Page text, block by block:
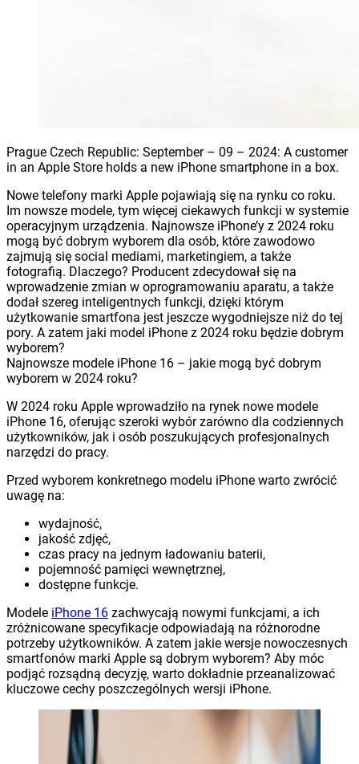
Prague Czech Republic: September – 09 – 2024: A customer
in an Apple Store holds a new iPhone smartphone in a box.
Nowe telefony marki Apple pojawiają się na rynku co roku.
Im nowsze modele, tym więcej ciekawych funkcji w systemie
operacyjnym urządzenia. Najnowsze iPhone’y z 2024 roku
mogą być dobrym wyborem dla osób, które zawodowo
zajmują się social mediami, marketingiem, a także
fotografią. Dlaczego? Producent zdecydował się na
wprowadzenie zmian w oprogramowaniu aparatu, a także
dodał szereg inteligentnych funkcji, dzięki którym
użytkowanie smartfona jest jeszcze wygodniejsze niż do tej
pory. A zatem jaki model iPhone z 2024 roku będzie dobrym
wyborem?
Najnowsze modele iPhone 16 – jakie mogą być dobrym
wyborem w 2024 roku?
W 2024 roku Apple wprowadziło na rynek nowe modele
iPhone 16, oferując szeroki wybór zarówno dla codziennych
użytkowników, jak i osób poszukujących profesjonalnych
narzędzi do pracy.
Przed wyborem konkretnego modelu iPhone warto zwrócić
uwagę na:
wydajność,
jakość zdjęć,
czas pracy na jednym ładowaniu baterii,
pojemność pamięci wewnętrznej,
dostępne funkcje.
Modele iPhone 16 zachwycają nowymi funkcjami, a ich
zróżnicowane specyfikacje odpowiadają na różnorodne
potrzeby użytkowników. A zatem jakie wersje nowoczesnych
smartfonów marki Apple są dobrym wyborem? Aby móc
podjąć rozsądną decyzję, warto dokładnie przeanalizować
kluczowe cechy poszczególnych wersji iPhone.